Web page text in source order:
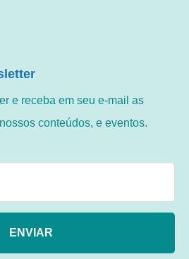
e receba em seu e-mail as
conteúdos, e eventos.
ENVIAR